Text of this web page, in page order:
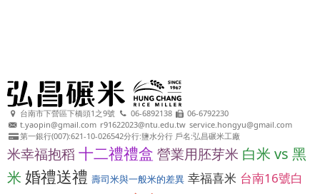
台南市下營區下橋頭1之9號 06-6892138
06-6792230
t.yaopin@gmail.com r91622023@ntu.edu.tw service.hongyu@gmail.com
第一銀行(007):621-10-026542分行:鹽水分行 戶名:弘昌碾米工廠
米幸福抱稻 十二禮禮盒 營業用胚芽米 白米 vs 黑
米 婚禮送禮 壽司米與一般米的差異 幸福喜米 台南16號白